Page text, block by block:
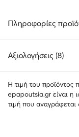
Πληροφορίες
Αξιολογήσεις (8)
Η τιμή του προϊόντος
epapoutsia.gr είναι η
τιμή που